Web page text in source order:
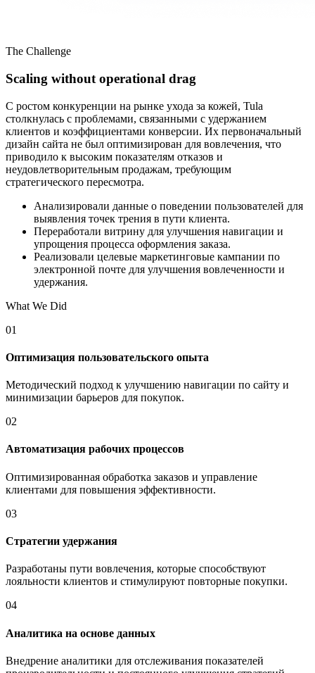
The Challenge
Scaling without operational drag
С ростом конкуренции на рынке ухода за кожей, Tula
столкнулась с проблемами, связанными с удержанием
клиентов и коэффициентами конверсии. Их первоначальный
дизайн сайта не был оптимизирован для вовлечения, что
приводило к высоким показателям отказов и
неудовлетворительным продажам, требующим
стратегического пересмотра.
Анализировали данные о поведении пользователей для
выявления точек трения в пути клиента.
Переработали витрину для улучшения навигации и
упрощения процесса оформления заказа.
Реализовали целевые маркетинговые кампании по
электронной почте для улучшения вовлеченности и
удержания.
What We Did
01
Оптимизация пользовательского опыта
Методический подход к улучшению навигации по сайту и
минимизации барьеров для покупок.
02
Автоматизация рабочих процессов
Оптимизированная обработка заказов и управление
клиентами для повышения эффективности.
03
Стратегии удержания
Разработаны пути вовлечения, которые способствуют
лояльности клиентов и стимулируют повторные покупки.
04
Аналитика на основе данных
Внедрение аналитики для отслеживания показателей